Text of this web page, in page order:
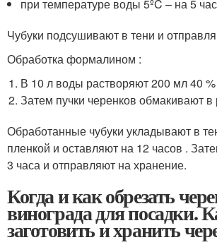
при температуре воды 5ºC – на 5
Чубуки подсушивают в тени и
Обработка формалином :
В 10 л воды растворяют 200 мл 40
Затем пучки черенков обмакивают в
Обработанные чубуки укладывают в
пленкой и оставляют на 12 часов .
3 часа и отправляют на хранение.
Когда и как обрезать
винограда для посадки.
заготовить и хранить